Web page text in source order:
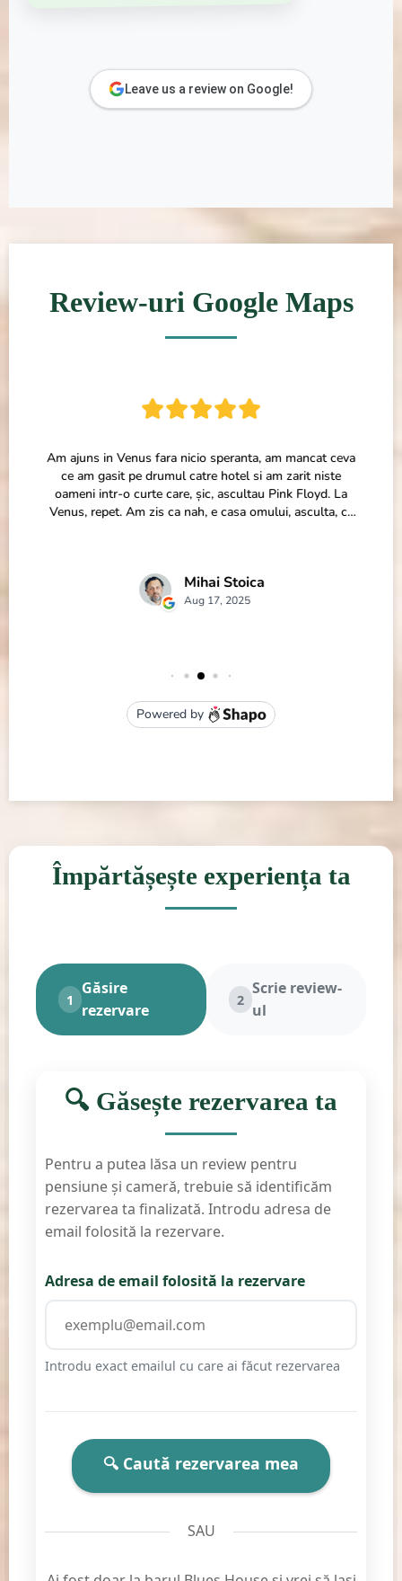
Leave us a review on Google!
Review-uri Google Maps
Împărtășește experiența ta
1
Găsire
rezervare
2
Scrie review-
ul
🔍 Găsește rezervarea ta
Pentru a putea lăsa un review pentru
pensiune și cameră, trebuie să identificăm
rezervarea ta finalizată. Introdu adresa de
email folosită la rezervare.
Adresa de email folosită la rezervare
Introdu exact emailul cu care ai făcut rezervarea
🔍 Caută rezervarea mea
SAU